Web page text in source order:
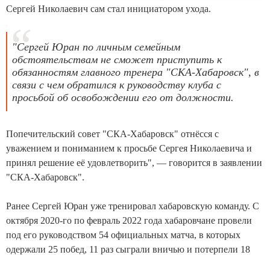
Сергей Николаевич сам стал инициатором ухода.
"Сергей Юран по личным семейным
обстоятельствам не сможет приступить к
обязанностям главного тренера "СКА-Хабаровск", в
связи с чем обратился к руководству клуба с
просьбой об освобождении его от должности.
Попечительский совет "СКА-Хабаровск" отнёсся с
уважением и пониманием к просьбе Сергея Николаевича и
принял решение её удовлетворить", — говорится в заявлении
"СКА-Хабаровск".
Ранее Сергей Юран уже тренировал хабаровскую команду. С
октября 2020-го по февраль 2022 года хабаровчане провели
под его руководством 54 официальных матча, в которых
одержали 25 побед, 11 раз сыграли вничью и потерпели 18